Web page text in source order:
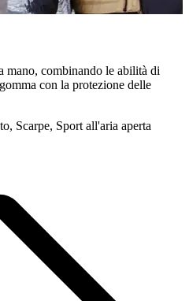
mano, combinando le abilità di
con la protezione delle
Scarpe, Sport all'aria aperta